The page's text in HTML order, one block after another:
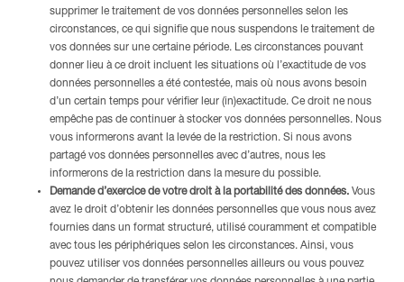
supprimer le traitement de vos données personnelles selon les
circonstances, ce qui signifie que nous suspendons le traitement de
vos données sur une certaine période. Les circonstances pouvant
donner lieu à ce droit incluent les situations où l’exactitude de vos
données personnelles a été contestée, mais où nous avons besoin
d’un certain temps pour vérifier leur (in)exactitude. Ce droit ne nous
empêche pas de continuer à stocker vos données personnelles. Nous
vous informerons avant la levée de la restriction. Si nous avons
partagé vos données personnelles avec d’autres, nous les
informerons de la restriction dans la mesure du possible.
Demande d’exercice de votre droit à la portabilité des données. Vous
avez le droit d’obtenir les données personnelles que vous nous avez
fournies dans un format structuré, utilisé couramment et compatible
avec tous les périphériques selon les circonstances. Ainsi, vous
pouvez utiliser vos données personnelles ailleurs ou vous pouvez